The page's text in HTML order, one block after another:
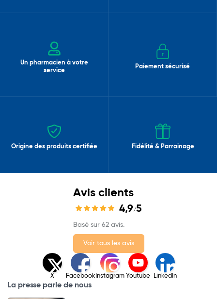
Un pharmacien à votre
service
Paiement sécurisé
Origine des produits certifiée Fidélité & Parrainage
Avis clients
4,9/5
Basé sur 62 avis.
Voir tous les avis
X Facebook Instagram Youtube LinkedIn
La presse parle de nous